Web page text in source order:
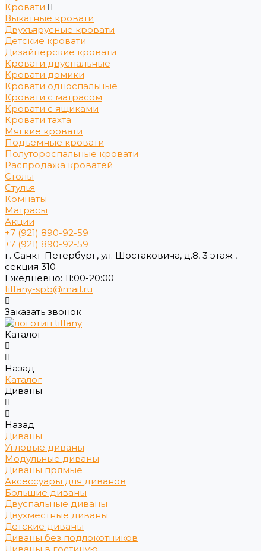
Кровати
Выкатные кровати
Двухъярусные кровати
Детские кровати
Дизайнерские кровати
Кровати двуспальные
Кровати домики
Кровати односпальные
Кровати с матрасом
Кровати с ящиками
Кровати тахта
Мягкие кровати
Подъемные кровати
Полутороспальные кровати
Распродажа кроватей
Столы
Стулья
Комнаты
Матрасы
Акции
+7 (921) 890-92-59
+7 (921) 890-92-59
г. Санкт-Петербург, ул. Шостаковича, д.8, 3 этаж ,
секция 310
Ежедневно: 11:00-20:00
tiffany-spb@mail.ru
Заказать звонок
Каталог
Назад
Каталог
Диваны
Назад
Диваны
Угловые диваны
Модульные диваны
Диваны прямые
Аксессуары для диванов
Большие диваны
Двуспальные диваны
Двухместные диваны
Детские диваны
Диваны без подлокотников